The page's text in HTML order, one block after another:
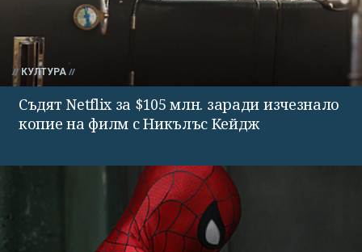
КУЛТУРА
Съдят Netflix за $105 млн. заради изчезнало
копие на филм с Никълъс Кейдж